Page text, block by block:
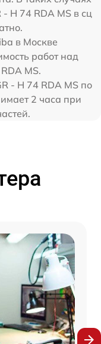
H 74 RDA MS в сц
в Москве
работ над
MS.
- H 74 RDA MS по
2 часа при